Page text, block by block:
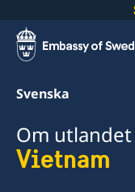
Svenska
Om utlandet
Vietnam